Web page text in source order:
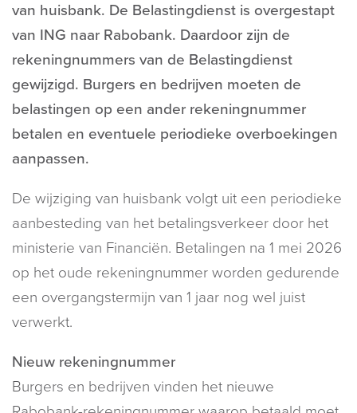
van huisbank. De Belastingdienst is overgestapt
van ING naar Rabobank. Daardoor zijn de
rekeningnummers van de Belastingdienst
gewijzigd. Burgers en bedrijven moeten de
belastingen op een ander rekeningnummer
betalen en eventuele periodieke overboekingen
aanpassen.
De wijziging van huisbank volgt uit een periodieke
aanbesteding van het betalingsverkeer door het
ministerie van Financiën. Betalingen na 1 mei 2026
op het oude rekeningnummer worden gedurende
een overgangstermijn van 1 jaar nog wel juist
verwerkt.
Nieuw rekeningnummer
Burgers en bedrijven vinden het nieuwe